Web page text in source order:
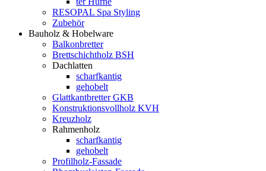
RESOPAL Spa Styling
Zubehör
Bauholz & Hobelware
Balkonbretter
Brettschichtholz BSH
Dachlatten
scharfkantig
gehobelt
Glattkantbretter GKB
Konstruktionsvollholz KVH
Kreuzholz
Rahmenholz
scharfkantig
gehobelt
Profilholz-Fassade